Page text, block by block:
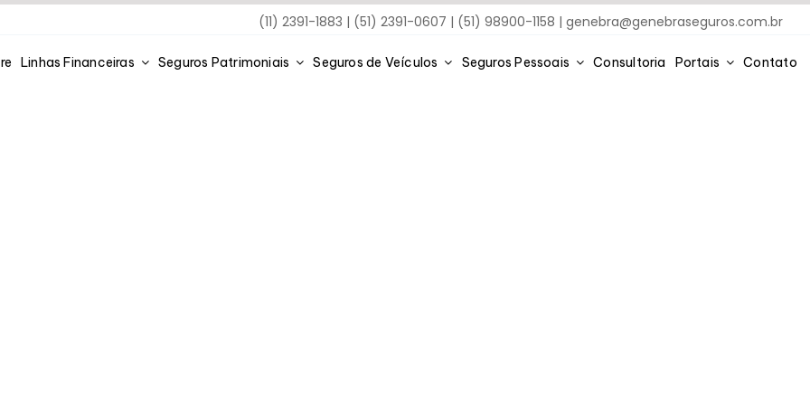
(11) 2391-1883 | (51) 2391-0607 | (51) 98900-1158 |genebra@genebraseguros.com.br
Linhas Financeiras Seguros Patrimoniais Seguros de Veículos Seguros Pessoais Consultoria Portais Contato